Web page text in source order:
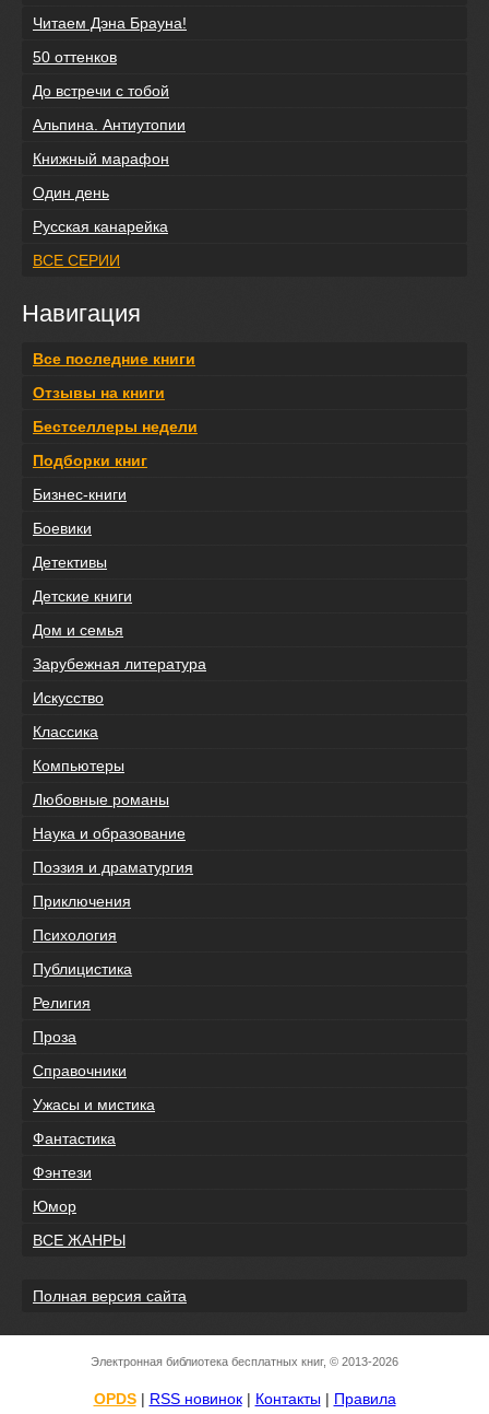
Читаем Дэна Брауна!
50 оттенков
До встречи с тобой
Альпина. Антиутопии
Книжный марафон
Один день
Русская канарейка
ВСЕ СЕРИИ
Навигация
Все последние книги
Отзывы на книги
Бестселлеры недели
Подборки книг
Бизнес-книги
Боевики
Детективы
Детские книги
Дом и семья
Зарубежная литература
Искусство
Классика
Компьютеры
Любовные романы
Наука и образование
Поэзия и драматургия
Приключения
Психология
Публицистика
Религия
Проза
Справочники
Ужасы и мистика
Фантастика
Фэнтези
Юмор
ВСЕ ЖАНРЫ
Полная версия сайта
Электронная библиотека бесплатных книг, © 2013-2026
OPDS| RSS новинок| Контакты| Правила